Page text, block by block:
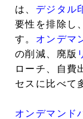
は、 デジタル
要性を排除し
す。 オンデマ
の削減、廃版
ローチ、自費
セスに比べて
オンデマンド